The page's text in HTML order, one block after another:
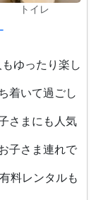
トイレ
ゆったり楽し
着いて過ごし
さまにも人気
子さま連れで
料レンタルも